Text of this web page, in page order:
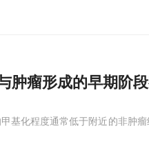
肿瘤形成的早期阶
基化程度通常低于附近的非肿